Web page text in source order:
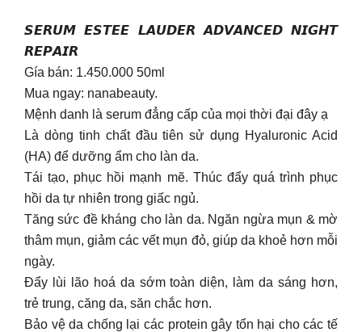
𝙎𝙀𝙍𝙐𝙈 𝙀𝙎𝙏𝙀𝙀 𝙇𝘼𝙐𝘿𝙀𝙍 𝘼𝘿𝙑𝘼𝙉𝘾𝙀𝘿 𝙉𝙄𝙂𝙃𝙏
𝙍𝙀𝙋𝘼𝙄𝙍
Gía bán: 1.450.000 50ml
Mua ngay: nanabeauty.
Mệnh danh là serum đẳng cấp của mọi thời đại đây ạ
Là dòng tinh chất đầu tiên sử dụng Hyaluronic Acid
(HA) để dưỡng ẩm cho làn da.
Tái tạo, phục hồi mạnh mẽ. Thúc đẩy quá trình phục
hồi da tự nhiên trong giấc ngủ.
Tăng sức đề kháng cho làn da. Ngăn ngừa mụn & mờ
thâm mụn, giảm các vết mụn đỏ, giúp da khoẻ hơn mỗi
ngày.
Đẩy lùi lão hoá da sớm toàn diện, làm da sáng hơn,
trẻ trung, căng da, săn chắc hơn.
Bảo vệ da chống lại các protein gây tổn hại cho các tế